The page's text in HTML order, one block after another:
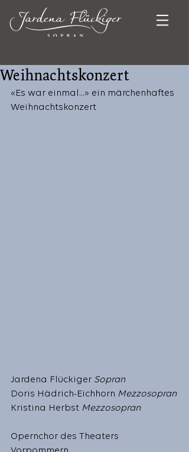
Weihnachtskonzert
«Es war einmal...» ein märchenhaftes
Weihnachtskonzert
Jardena Flückiger Sopran
Doris Hädrich-Eichhorn Mezzosopran
Kristina Herbst Mezzosopran
Opernchor des Theaters